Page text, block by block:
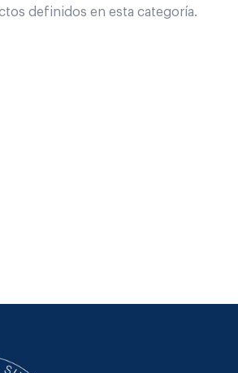
definidos en esta categoría.